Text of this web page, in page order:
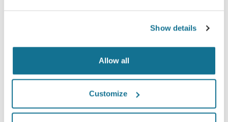
Show details
Allow all
Customize